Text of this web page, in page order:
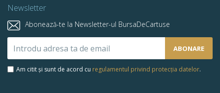
Newsletter
Abonează-te la Newsletter-ul BursaDeCartuse
la
newsletter-
ABONARE
Am citit și sunt de acord cu regulamentul privind protecția datelor.